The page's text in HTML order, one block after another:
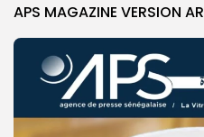
APS MAGAZINE VERSION AR